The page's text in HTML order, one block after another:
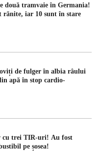
două tramvaie în Germania!
rănite, iar 10 sunt în stare
de fulger în albia râului
apă în stop cardio-
cu trei TIR-uri! Au fost
pe șosea!